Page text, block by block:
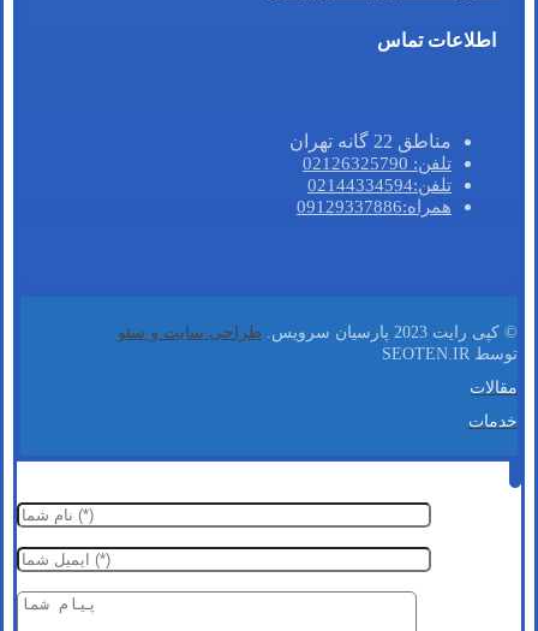
اطلاعات تماس
مناطق 22 گانه تهران
تلفن: 02126325790
تلفن:02144334594
همراه:09129337886
© کپی رایت 2023 پارسیان سرویس.
طراحی سایت و سئو
توسط SEOTEN.IR
مقالات
خدمات